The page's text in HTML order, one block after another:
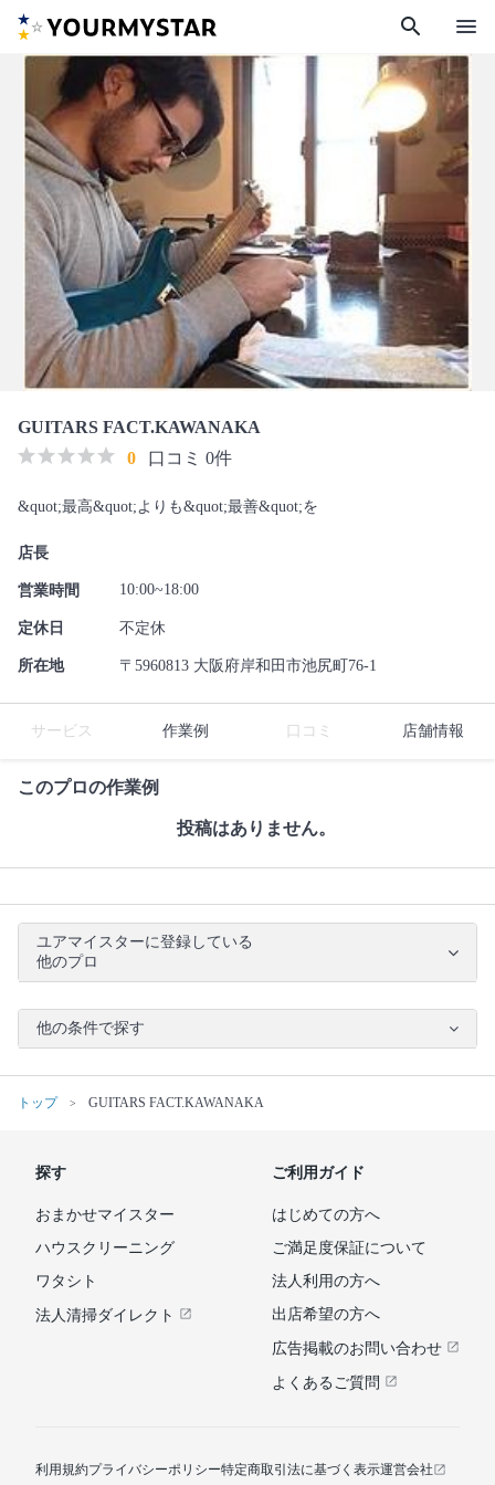
search menu
GUITARS FACT.KAWANAKA
0
口コミ 0件
&quot;最高&quot;よりも&quot;最善&quot;を
店長
営業時間 10:00~18:00
定休日 不定休
所在地 〒5960813 大阪府岸和田市池尻町76-1
サービス 作業例 口コミ 店舗情報
このプロの作業例
投稿はありません。
ユアマイスターに登録している
他のプロ
他の条件で探す
トップ GUITARS FACT.KAWANAKA
探す
おまかせマイスター
ハウスクリーニング
ワタシト
法人清掃ダイレクト
ご利用ガイド
はじめての方へ
ご満足度保証について
法人利用の方へ
出店希望の方へ
広告掲載のお問い合わせ
よくあるご質問
利用規約プライバシーポリシー特定商取引法に基づく表示運営会社